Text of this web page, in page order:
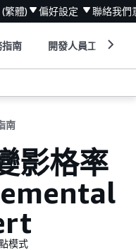
繁體) 偏好設定 聯絡我們
指南 開發人員工具
南
南 影格率
模式